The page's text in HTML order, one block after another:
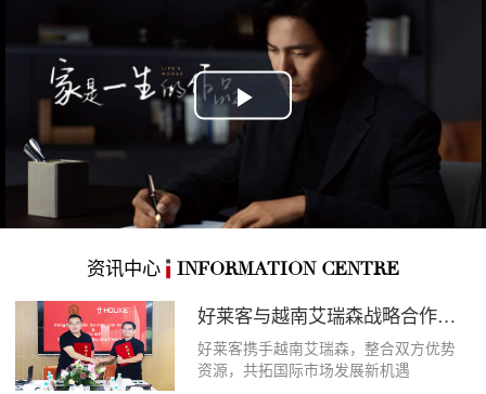
Play
资讯中心 INFORMATION CENTRE
好莱客与越南艾瑞森战略合作签约仪式圆满举...
好莱客携手越南艾瑞森，整合双方优势
资源，共拓国际市场发展新机遇